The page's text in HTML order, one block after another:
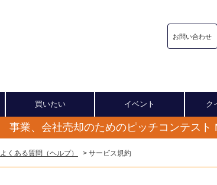
お問い合わせ
買いたい イベント ク
事業、会社売却のためのピッチコンテスト
よくある質問（ヘルプ） > サービス規約